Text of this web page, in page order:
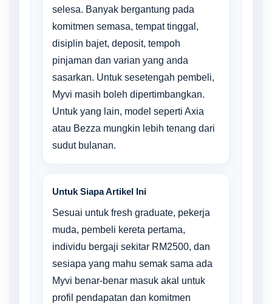
selesa. Banyak bergantung pada
komitmen semasa, tempat tinggal,
disiplin bajet, deposit, tempoh
pinjaman dan varian yang anda
sasarkan. Untuk sesetengah pembeli,
Myvi masih boleh dipertimbangkan.
Untuk yang lain, model seperti Axia
atau Bezza mungkin lebih tenang dari
sudut bulanan.
Untuk Siapa Artikel Ini
Sesuai untuk fresh graduate, pekerja
muda, pembeli kereta pertama,
individu bergaji sekitar RM2500, dan
sesiapa yang mahu semak sama ada
Myvi benar-benar masuk akal untuk
profil pendapatan dan komitmen